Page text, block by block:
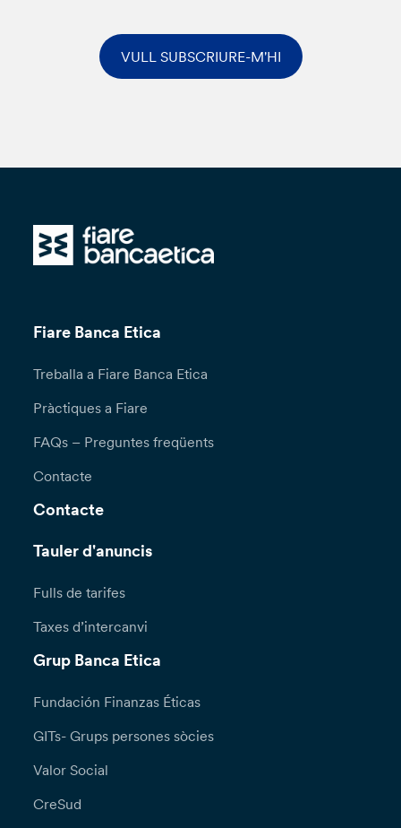
VULL SUBSCRIURE-M'HI
Fiare Banca Etica
Treballa a Fiare Banca Etica
Pràctiques a Fiare
FAQs – Preguntes freqüents
Contacte
Contacte
Tauler d'anuncis
Fulls de tarifes
Taxes d’intercanvi
Grup Banca Etica
Fundación Finanzas Éticas
GITs- Grups persones sòcies
Valor Social
CreSud